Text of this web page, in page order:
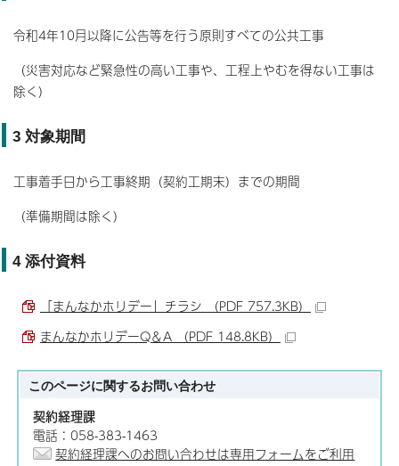
令和4年10月以降に公告等を行う原則すべての公共工事
（災害対応など緊急性の高い工事や、工程上やむを得ない工事は
除く）
3 対象期間
工事着手日から工事終期（契約工期末）までの期間
（準備期間は除く）
4 添付資料
「まんなかホリデー」チラシ （PDF 757.3KB）
まんなかホリデーQ＆A （PDF 148.8KB）
このページに関するお問い合わせ
契約経理課
電話：058-383-1463
契約経理課へのお問い合わせは専用フォームをご利用